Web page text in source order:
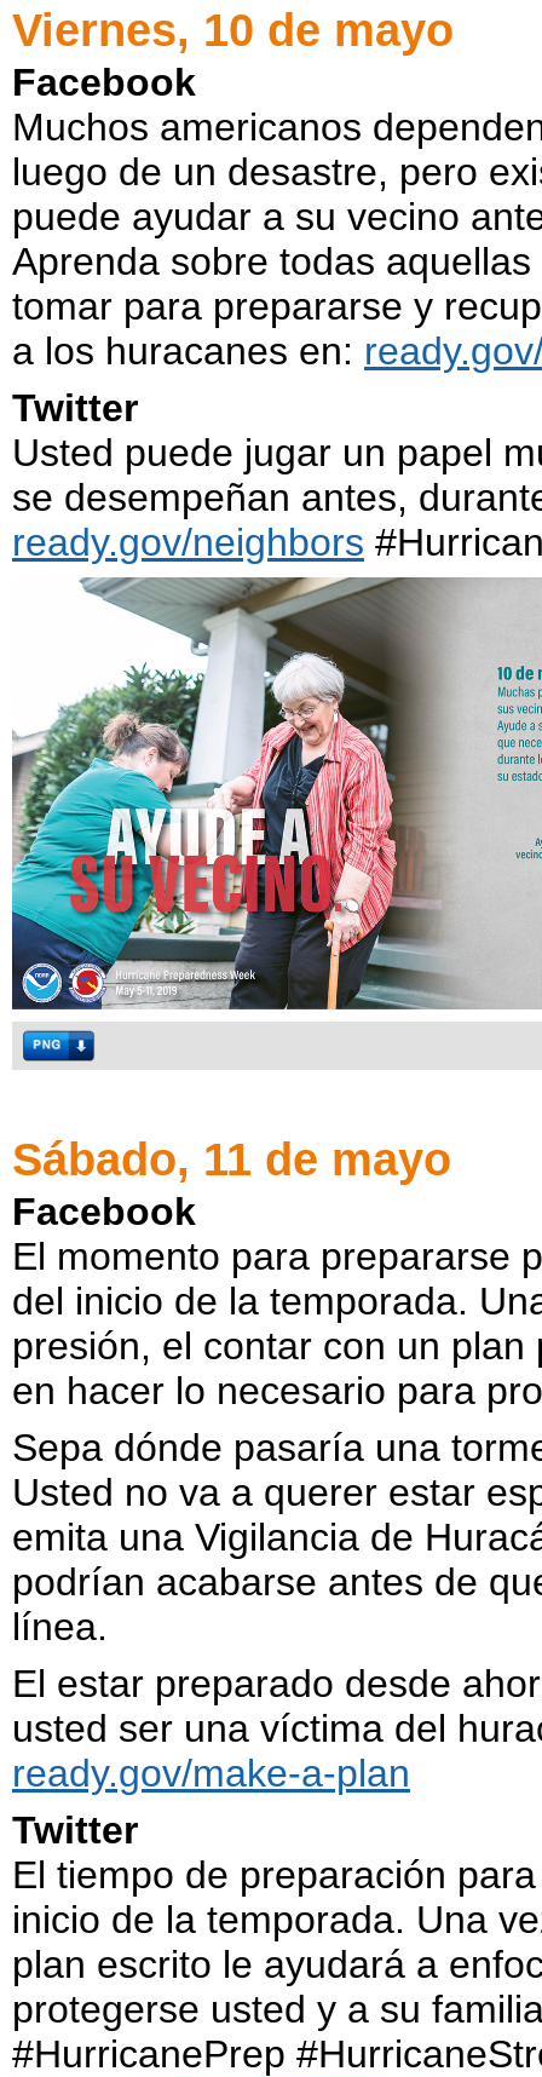
Viernes, 10 de mayo
Facebook
Muchos americanos
luego de un desastre, pero
puede ayudar a su vecino
Aprenda sobre todas
tomar para prepararse y
a los huracanes en:
Twitter
Usted puede jugar un papel
se desempeñan antes,
ready.gov/neighbors
Sábado, 11 de mayo
Facebook
El momento para prepararse
del inicio de la temporada.
presión, el contar con un
en hacer lo necesario para
Sepa dónde pasaría una
Usted no va a querer estar
emita una Vigilancia de
podrían acabarse antes de
línea.
El estar preparado desde
usted ser una víctima del
ready.gov/make-a-plan
Twitter
El tiempo de preparación
inicio de la temporada. Una
plan escrito le ayudará a
protegerse usted y a su
#HurricanePrep